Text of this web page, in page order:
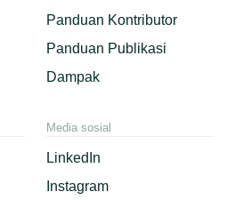
Panduan Kontributor
Panduan Publikasi
Dampak
Media sosial
LinkedIn
Instagram